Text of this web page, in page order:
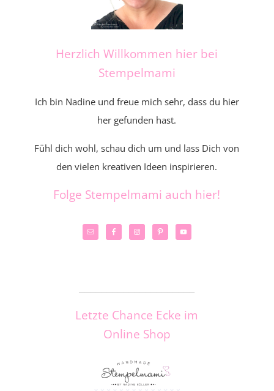
Herzlich Willkommen hier bei
Stempelmami
Ich bin Nadine und freue mich sehr, dass du hier
her gefunden hast.
Fühl dich wohl, schau dich um und lass Dich von
den vielen kreativen Ideen inspirieren.
Folge Stempelmami auch hier!
Letzte Chance Ecke im
Online Shop